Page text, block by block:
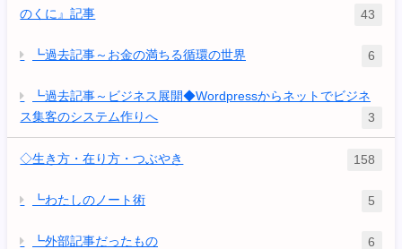
のくに』記事
43
┗過去記事～お金の満ちる循環の世界 6
┗過去記事～ビジネス展開◆Wordpressからネットでビジネ
ス集客のシステム作りへ
3
◇生き方・在り方・つぶやき 158
┗わたしのノート術 5
┗外部記事だったもの 6